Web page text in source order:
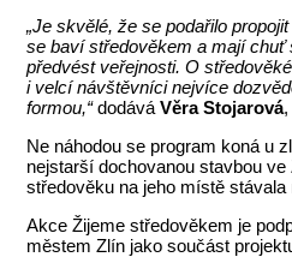
„Je skvělé, že se podařilo
se baví středověkem a mají chuť
předvést veřejnosti. O
i velcí návštěvníci nejvíce
formou,“dodáváVěra Stojarová,
Ne náhodou se program koná u
nejstarší dochovanou stavbou ve
středověku na jeho místě
Akce Žijeme středověkem je
městem Zlín jako součást